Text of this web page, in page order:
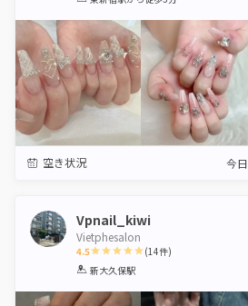
空き状況 今日
Vpnail_kiwi
Vietphesalon
4.5
1 2 3 4 5
(14件)
新大久保駅